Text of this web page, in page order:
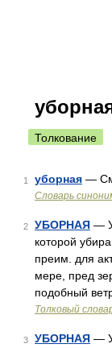
Толкование
1 уборная —
Словарь
2 УБОРНАЯ —
которой
преим. для
мере, пред
подобный
Толковый
3 УБОРНАЯ —